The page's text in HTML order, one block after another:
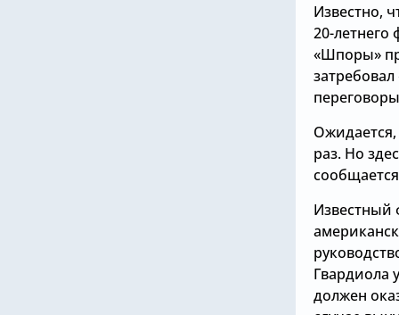
Известно,
20-летнего
«Шпоры»
раз. Но
Известный
Гвардиола
должен